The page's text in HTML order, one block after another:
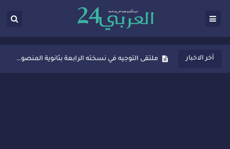
أخر الاخبار
ثانوية المنصور الذهبي بسيدي قاسم تُعزّز ثقافة التوجيه المدرسي بمبادرة نوعية تجمع بين التفاعل والتكريم
ملتقى التوجيه في نسخته الرابعة بثانوية المنصور الذهبي بسيدي قاسم